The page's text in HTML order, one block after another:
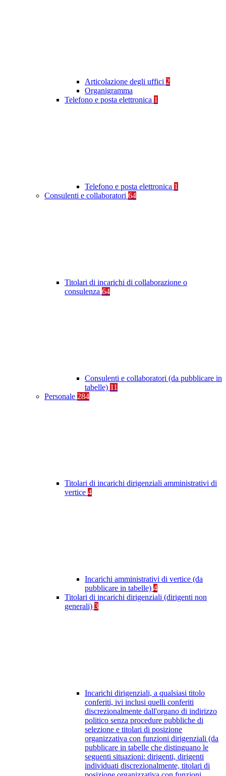
Articolazione degli uffici 2
Organigramma
Telefono e posta elettronica 1
Telefono e posta elettronica 1
Consulenti e collaboratori 64
Titolari di incarichi di collaborazione o
consulenza 64
Consulenti e collaboratori (da pubblicare in
tabelle) 11
Personale 284
Titolari di incarichi dirigenziali amministrativi di
vertice 4
Incarichi amministrativi di vertice (da
pubblicare in tabelle) 4
Titolari di incarichi dirigenziali (dirigenti non
generali) 3
Incarichi dirigenziali, a qualsiasi titolo
conferiti, ivi inclusi quelli conferiti
discrezionalmente dall'organo di indirizzo
politico senza procedure pubbliche di
selezione e titolari di posizione
organizzativa con funzioni dirigenziali (da
pubblicare in tabelle che distinguano le
seguenti situazioni: dirigenti, dirigenti
individuati discrezionalmente, titolari di